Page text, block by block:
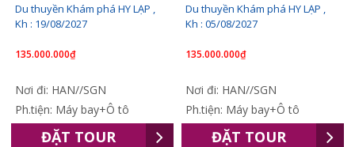
Du thuyền Khám phá HY LẠP ,
Kh : 19/08/2027
135.000.000₫
Nơi đi: HAN//SGN
Ph.tiện: Máy bay+Ô tô
ĐẶT TOUR
Du thuyền Khám phá HY LẠP ,
Kh : 05/08/2027
135.000.000₫
Nơi đi: HAN//SGN
Ph.tiện: Máy bay+Ô tô
ĐẶT TOUR